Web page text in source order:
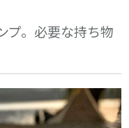
プ。必要な持ち物